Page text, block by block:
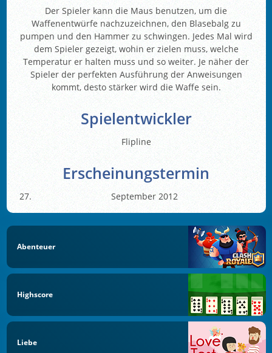
Der Spieler kann die Maus benutzen, um die
Waffenentwürfe nachzuzeichnen, den Blasebalg zu
pumpen und den Hammer zu schwingen. Jedes Mal wird
dem Spieler gezeigt, wohin er zielen muss, welche
Temperatur er halten muss und so weiter. Je näher der
Spieler der perfekten Ausführung der Anweisungen
kommt, desto stärker wird die Waffe sein.
Spielentwickler
Flipline
Erscheinungstermin
September 2012
Abenteuer
Highscore
Liebe